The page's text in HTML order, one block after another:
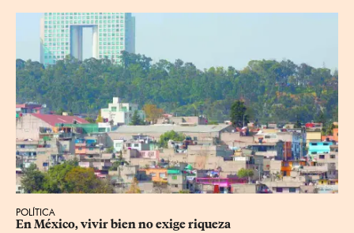
POLÍTICA
En México, vivir bien no exige riqueza